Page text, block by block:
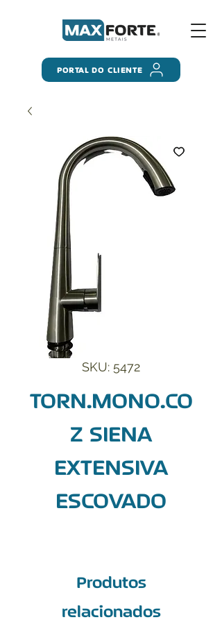
PORTAL DO CLIENTE
SKU: 5472
TORN.MONO.CO
Z SIENA
EXTENSIVA
ESCOVADO
Produtos
relacionados